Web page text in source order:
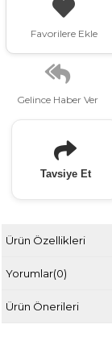
Favorilere Ekle
Gelince Haber Ver
Tavsiye Et
Ürün Özellikleri
Yorumlar(0)
Ürün Önerileri